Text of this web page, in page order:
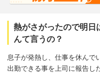
熱がさがったので明日
んて言うの？
息子が発熱し、仕事を休んで
出勤できる事を上司に報告し